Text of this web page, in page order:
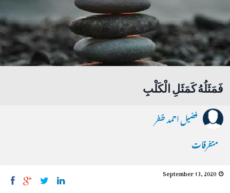
ﻓَﻤَﺜَﻠُﻪُ ﻛَﻤَﺜَﻞِ ﺍﻟْﻜَﻠْﺐِ
فضیل احمد ظفر
متفرقات
September 13, 2020